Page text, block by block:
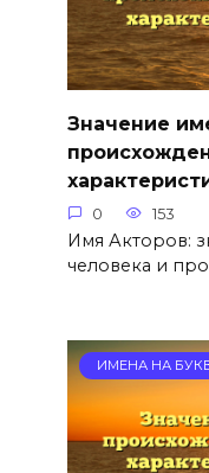
Значение
0 153
Имя Акторов:
человека и
ИМЕНА НА